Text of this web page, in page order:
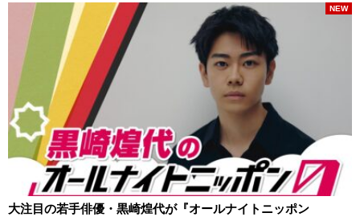
大注目の若手俳優・黒崎煌代が『オールナイトニッポン
NEW